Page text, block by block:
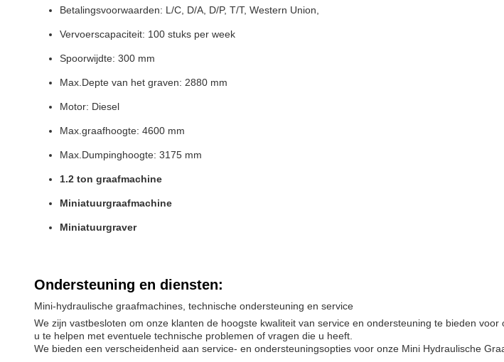
Betalingsvoorwaarden: L/C, D/A, D/P, T/T, Western Union,
Vervoerscapaciteit: 100 stuks per week
Spoorwijdte: 300 mm
Max.Depte van het graven: 2880 mm
Motor: Diesel
Max.graafhoogte: 4600 mm
Max.Dumpinghoogte: 3175 mm
1.2 ton graafmachine
Miniatuurgraafmachine
Miniatuurgraver
Ondersteuning en diensten:
Mini-hydraulische graafmachines, technische ondersteuning en service
We zijn vastbesloten om onze klanten de hoogste kwaliteit van service en ondersteuning te bieden
u te helpen met eventuele technische problemen of vragen die u heeft.
We bieden een verscheidenheid aan service- en ondersteuningsopties voor onze Mini Hydraulische